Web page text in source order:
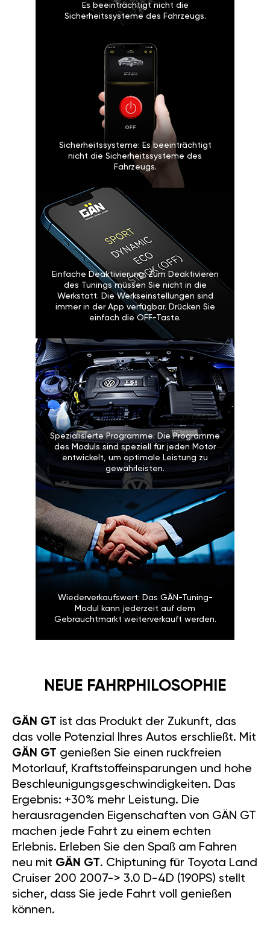
Es beeinträchtigt nicht die
Sicherheitssysteme des Fahrzeugs.
Sicherheitssysteme: Es beeinträchtigt
nicht die Sicherheitssysteme des
Fahrzeugs.
Einfache Deaktivierung: Zum Deaktivieren
des Tunings müssen Sie nicht in die
Werkstatt. Die Werkseinstellungen sind
immer in der App verfügbar. Drücken Sie
einfach die OFF-Taste.
Spezialisierte Programme: Die Programme
des Moduls sind speziell für jeden Motor
entwickelt, um optimale Leistung zu
gewährleisten.
Wiederverkaufswert: Das GÄN-Tuning-
Modul kann jederzeit auf dem
Gebrauchtmarkt weiterverkauft werden.
NEUE FAHRPHILOSOPHIE
GÄN GT ist das Produkt der Zukunft, das
das volle Potenzial Ihres Autos erschließt. Mit
GÄN GT genießen Sie einen ruckfreien
Motorlauf, Kraftstoffeinsparungen und hohe
Beschleunigungsgeschwindigkeiten. Das
Ergebnis: +30% mehr Leistung. Die
herausragenden Eigenschaften von GÄN GT
machen jede Fahrt zu einem echten
Erlebnis. Erleben Sie den Spaß am Fahren
neu mit GÄN GT. Chiptuning für Toyota Land
Cruiser 200 2007-> 3.0 D-4D (190PS) stellt
sicher, dass Sie jede Fahrt voll genießen
können.